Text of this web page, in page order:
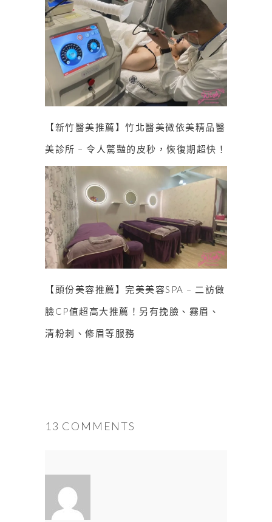
【新竹醫美推薦】竹北醫美微依美精品醫
美診所 – 令人驚豔的皮秒，恢復期超快！
【頭份美容推薦】完美美容SPA – 二訪做
臉CP值超高大推薦！另有挽臉、霧眉、
清粉刺、修眉等服務
13 COMMENTS